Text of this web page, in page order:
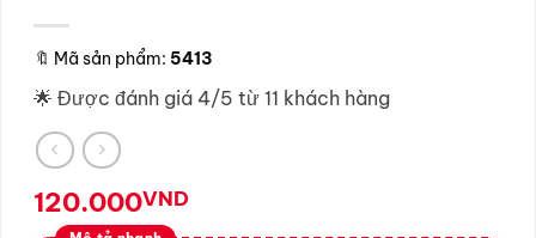
🔖 Mã sản phẩm: 5413
🌟 Được đánh giá 4/5 từ 11 khách hàng
120.000VND